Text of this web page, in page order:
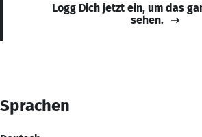
Logg Dich jetzt ein, um das
sehen.
Sprachen